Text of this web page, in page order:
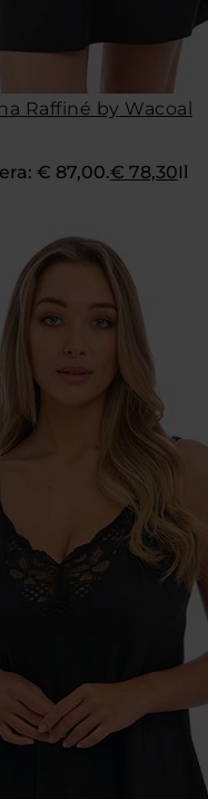
Raffiné by Wacoal
€ 87,00.€ 78,30Il